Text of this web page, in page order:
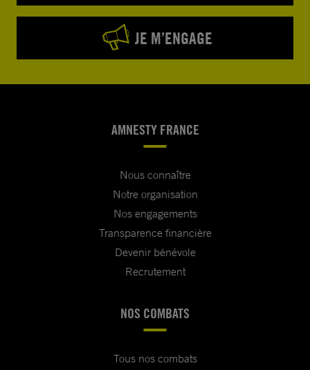
JE M’ENGAGE
AMNESTY FRANCE
Nous connaître
Notre organisation
Nos engagements
Transparence financière
Devenir bénévole
Recrutement
NOS COMBATS
Tous nos combats